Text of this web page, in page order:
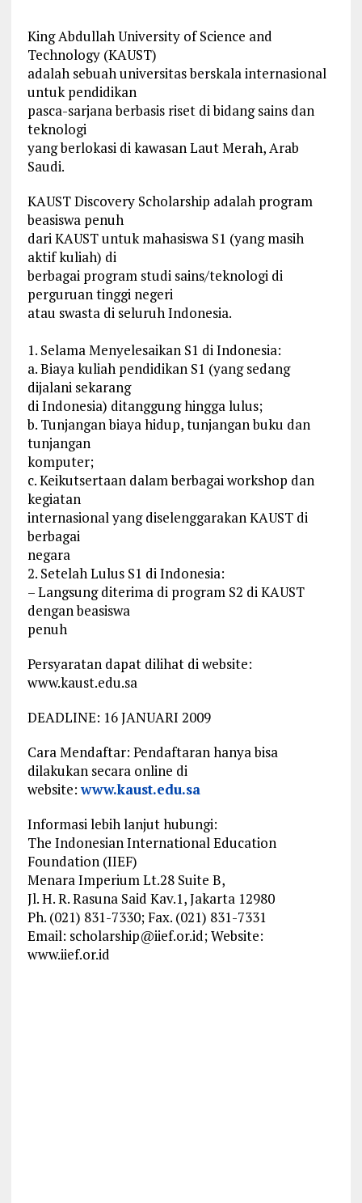
King Abdullah University of Science and
Technology (KAUST)
adalah sebuah universitas berskala internasional
untuk pendidikan
pasca-sarjana berbasis riset di bidang sains dan
teknologi
yang berlokasi di kawasan Laut Merah, Arab
Saudi.
KAUST Discovery Scholarship adalah program
beasiswa penuh
dari KAUST untuk mahasiswa S1 (yang masih
aktif kuliah) di
berbagai program studi sains/teknologi di
perguruan tinggi negeri
atau swasta di seluruh Indonesia.
1. Selama Menyelesaikan S1 di Indonesia:
a. Biaya kuliah pendidikan S1 (yang sedang
dijalani sekarang
di Indonesia) ditanggung hingga lulus;
b. Tunjangan biaya hidup, tunjangan buku dan
tunjangan
komputer;
c. Keikutsertaan dalam berbagai workshop dan
kegiatan
internasional yang diselenggarakan KAUST di
berbagai
negara
2. Setelah Lulus S1 di Indonesia:
– Langsung diterima di program S2 di KAUST
dengan beasiswa
penuh
Persyaratan dapat dilihat di website:
www.kaust.edu.sa
DEADLINE: 16 JANUARI 2009
Cara Mendaftar: Pendaftaran hanya bisa
dilakukan secara online di
website:www.kaust.edu.sa
Informasi lebih lanjut hubungi:
The Indonesian International Education
Foundation (IIEF)
Menara Imperium Lt.28 Suite B,
Jl. H. R. Rasuna Said Kav.1, Jakarta 12980
Ph. (021) 831-7330; Fax. (021) 831-7331
Email: scholarship@iief.or.id; Website:
www.iief.or.id